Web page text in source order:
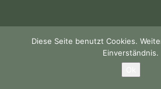
Diese Seite benutzt Cookies.
Einverständnis.